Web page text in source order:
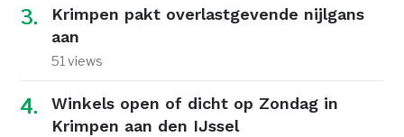
Krimpen pakt overlastgevende nijlgans
aan
51 views
Winkels open of dicht op Zondag in
Krimpen aan den IJssel